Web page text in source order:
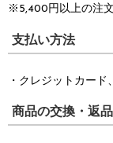
※5,400円以上の注
支払い方法
・クレジットカー
商品の交換・返